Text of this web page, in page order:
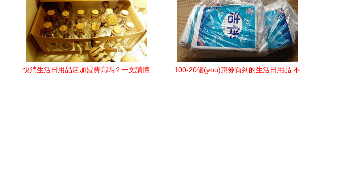
快消生活日用品店加盟費高嗎？一文讀懂
100-20優(yōu)惠券買到的生活日用品 不